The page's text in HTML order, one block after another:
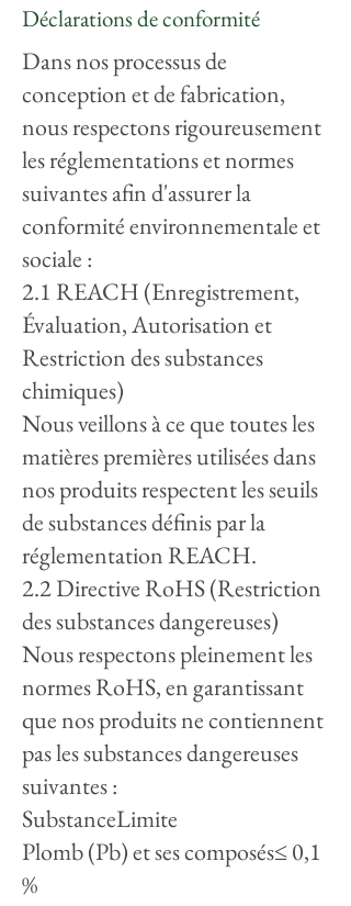
Déclarations de conformité
Dans nos processus de
conception et de fabrication,
nous respectons rigoureusement
les réglementations et normes
suivantes afin d'assurer la
conformité environnementale et
sociale :
2.1 REACH (Enregistrement,
Évaluation, Autorisation et
Restriction des substances
chimiques)
Nous veillons à ce que toutes les
matières premières utilisées dans
nos produits respectent les seuils
de substances définis par la
réglementation REACH.
2.2 Directive RoHS (Restriction
des substances dangereuses)
Nous respectons pleinement les
normes RoHS, en garantissant
que nos produits ne contiennent
pas les substances dangereuses
suivantes :
SubstanceLimite
Plomb (Pb) et ses composés≤ 0,1
%